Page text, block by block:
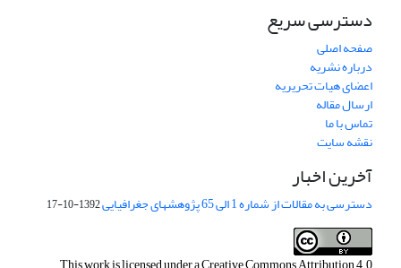
دسترسی سریع
صفحه اصلی
درباره نشریه
اعضای هیات تحریریه
ارسال مقاله
تماس با ما
نقشه سایت
آخرین اخبار
دسترسی به مقالات از شماره 1 الی 65 پژوهشهای جغرافیایی 1392-10-17